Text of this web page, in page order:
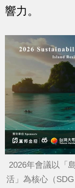
響力。
2026年會議以「
活」為核心（